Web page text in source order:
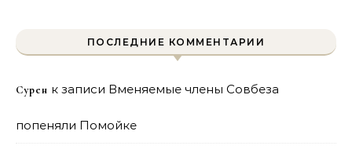
ПОСЛЕДНИЕ КОММЕНТАРИИ
Сурен к записи Вменяемые члены Совбеза
попеняли Помойке